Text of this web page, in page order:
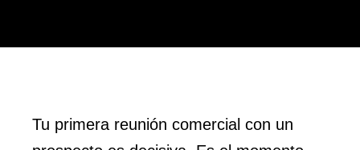
Tu primera reunión comercial con un